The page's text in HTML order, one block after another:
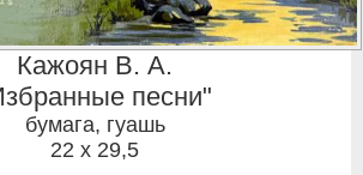
Кажоян В. А.
песни"
бумага, гуашь
22 x 29,5